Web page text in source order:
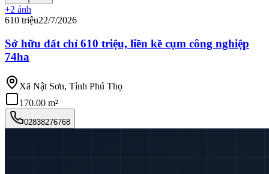
+2 ảnh
610 triệu22/7/2026
Sở hữu đất chỉ 610 triệu, liền kề cụm công nghiệp
74ha
Xã Nật Sơn, Tỉnh Phú Thọ
170.00 m²
02838276768